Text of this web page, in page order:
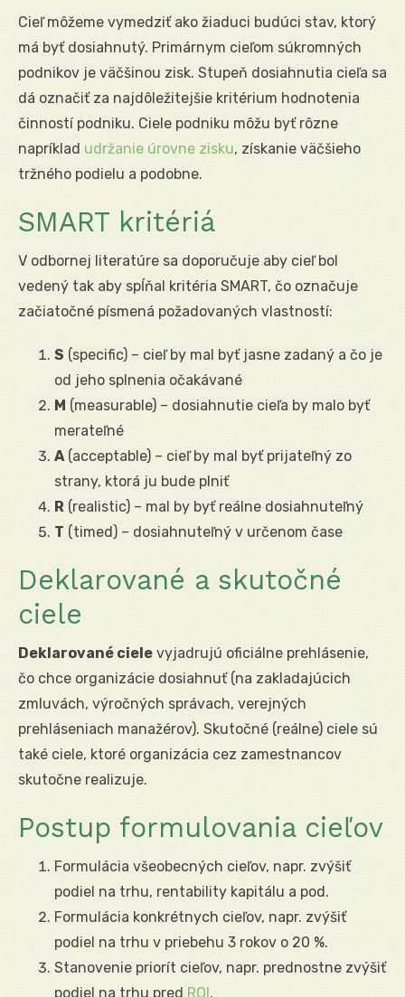
Cieľ môžeme vymedziť ako žiaduci budúci stav, ktorý
má byť dosiahnutý. Primárnym cieľom súkromných
podnikov je väčšinou zisk. Stupeň dosiahnutia cieľa sa
dá označiť za najdôležitejšie kritérium hodnotenia
činností podniku. Ciele podniku môžu byť rôzne
napríklad udržanie úrovne zisku, získanie väčšieho
tržného podielu a podobne.
SMART kritériá
V odbornej literatúre sa doporučuje aby cieľ bol
vedený tak aby spĺňal kritéria SMART, čo označuje
začiatočné písmená požadovaných vlastností:
S (specific) – cieľ by mal byť jasne zadaný a čo je
od jeho splnenia očakávané
M (measurable) – dosiahnutie cieľa by malo byť
merateľné
A (acceptable) – cieľ by mal byť prijateľný zo
strany, ktorá ju bude plniť
R (realistic) – mal by byť reálne dosiahnuteľný
T (timed) – dosiahnuteľný v určenom čase
Deklarované a skutočné
ciele
Deklarované ciele vyjadrujú oficiálne prehlásenie,
čo chce organizácie dosiahnuť (na zakladajúcich
zmluvách, výročných správach, verejných
prehláseniach manažérov). Skutočné (reálne) ciele sú
také ciele, ktoré organizácia cez zamestnancov
skutočne realizuje.
Postup formulovania cieľov
Formulácia všeobecných cieľov, napr. zvýšiť
podiel na trhu, rentability kapitálu a pod.
Formulácia konkrétnych cieľov, napr. zvýšiť
podiel na trhu v priebehu 3 rokov o 20 %.
Stanovenie priorít cieľov, napr. prednostne zvýšiť
podiel na trhu pred ROI.